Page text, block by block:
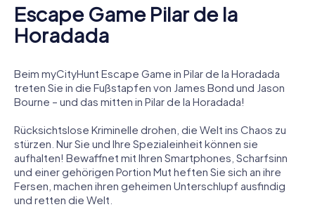
Escape Game Pilar de la
Horadada
Beim myCityHunt Escape Game in Pilar de la Horadada
treten Sie in die Fußstapfen von James Bond und Jason
Bourne – und das mitten in Pilar de la Horadada!
Rücksichtslose Kriminelle drohen, die Welt ins Chaos zu
stürzen. Nur Sie und Ihre Spezialeinheit können sie
aufhalten! Bewaffnet mit Ihren Smartphones, Scharfsinn
und einer gehörigen Portion Mut heften Sie sich an ihre
Fersen, machen ihren geheimen Unterschlupf ausfindig
und retten die Welt.